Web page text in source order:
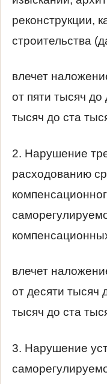
реконструкции,
строительства
влечет
от пяти тысяч
тысяч до ста
2. Нарушение
расходованию
влечет
от десяти тысяч
тысяч до ста
3. Нарушение